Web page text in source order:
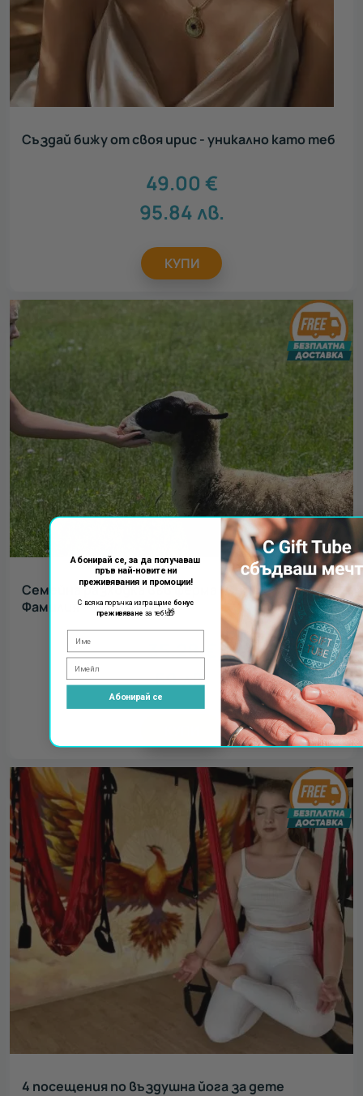
Създай бижу от своя ирис - уникално като теб
49.00 €
95.84лв.
КУПИ
Семейна разходка във ферма "Симо и
Фамилия"- с. Лозен
35.28€
69лв.
4 посещения по въздушна йога за дете
Абонирай се, за да получаваш
пръв най-новите ни
преживявания и промоции!
С всяка поръчка изпращаме бонус
преживяванеза теб!🎁
Абонирай се